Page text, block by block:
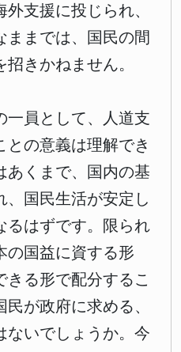
支援に投じられ、
ままでは、国民の間
きかねません。
一員として、人道支
の意義は理解でき
あくまで、国内の基
、国民生活が安定し
るはずです。限られ
の国益に資する形
きる形で配分するこ
が政府に求める、
ないでしょうか。今